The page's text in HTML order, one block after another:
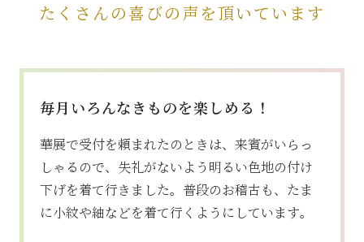
たくさんの喜びの声を頂いています
毎月いろんなきものを楽しめる！
華展で受付を頼まれたのときは、来賓がいらっ
しゃるので、失礼がないよう明るい色地の付け
下げを着て行きました。普段のお稽古も、たま
に小紋や紬などを着て行くようにしています。